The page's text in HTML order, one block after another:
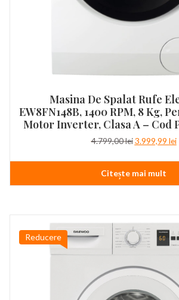
Masina De Spalat Rufe
EW8FN148B, 1400 RPM, 8 Kg,
Motor Inverter, Clasa A – Cod
4.799,00lei Prețul
a
fost:
4.799,00 lei.
3.999,99 lei
Citește mai mult
Reducere